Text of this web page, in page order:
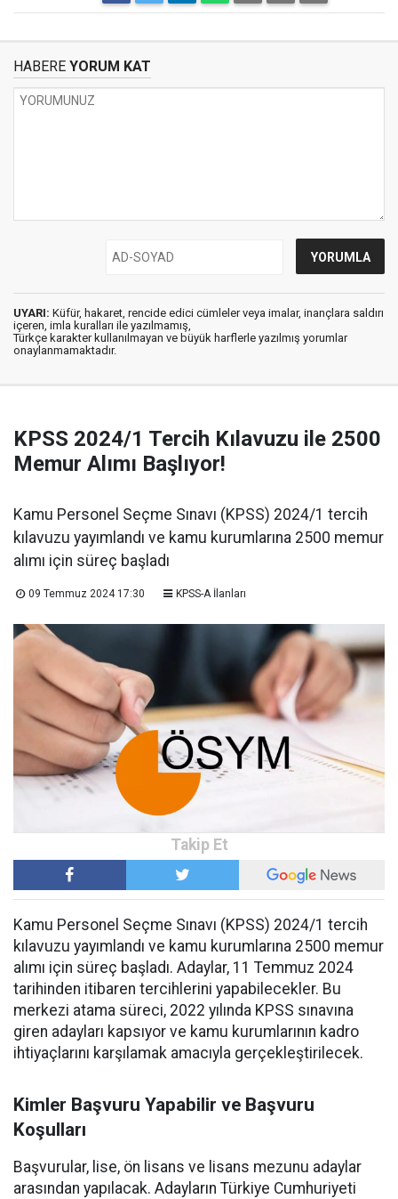
HABERE YORUM KAT
UYARI: Küfür, hakaret, rencide edici cümleler veya imalar, inançlara saldırı
içeren, imla kuralları ile yazılmamış,
Türkçe karakter kullanılmayan ve büyük harflerle yazılmış yorumlar
onaylanmamaktadır.
KPSS 2024/1 Tercih Kılavuzu ile 2500
Memur Alımı Başlıyor!
Kamu Personel Seçme Sınavı (KPSS) 2024/1 tercih
kılavuzu yayımlandı ve kamu kurumlarına 2500 memur
alımı için süreç başladı
09 Temmuz 2024 17:30 KPSS-A İlanları
Kamu Personel Seçme Sınavı (KPSS) 2024/1 tercih
kılavuzu yayımlandı ve kamu kurumlarına 2500 memur
alımı için süreç başladı. Adaylar, 11 Temmuz 2024
tarihinden itibaren tercihlerini yapabilecekler. Bu
merkezi atama süreci, 2022 yılında KPSS sınavına
giren adayları kapsıyor ve kamu kurumlarının kadro
ihtiyaçlarını karşılamak amacıyla gerçekleştirilecek.
Kimler Başvuru Yapabilir ve Başvuru
Koşulları
Başvurular, lise, ön lisans ve lisans mezunu adaylar
arasından yapılacak. Adayların Türkiye Cumhuriyeti